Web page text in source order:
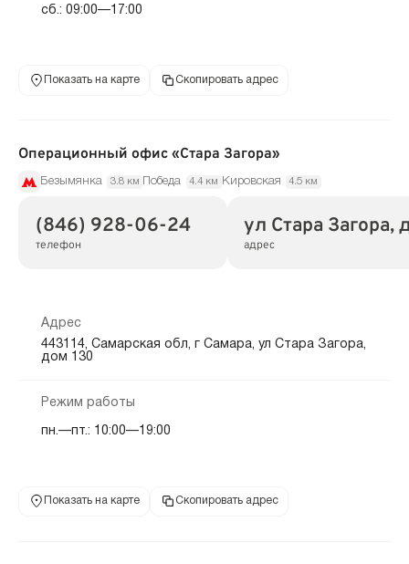
сб.: 09:00—17:00
Показать на карте Скопировать адрес
Операционный офис «Стара Загора»
Безымянка 3.8 км Победа 4.4 км Кировская 4.5 км
(846) 928-06-24
телефон
ул Стара Загора,
адрес
Адрес
443114, Самарская обл, г Самара, ул Стара Загора,
дом 130
Режим работы
пн.—пт.: 10:00—19:00
Показать на карте Скопировать адрес